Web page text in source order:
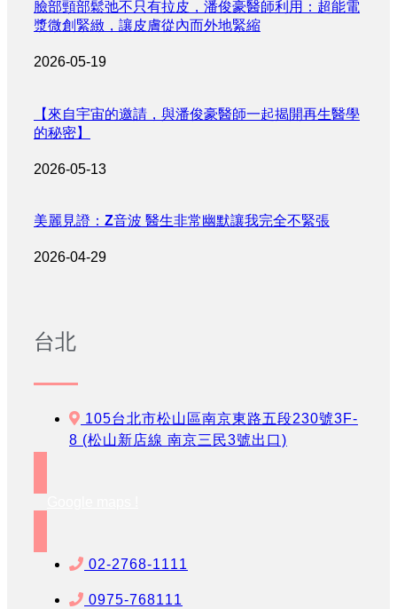
臉部頸部鬆弛不只有拉皮，潘俊豪醫師利用：超能電
漿微創緊緻，讓皮膚從內而外地緊縮
2026-05-19
【來自宇宙的邀請，與潘俊豪醫師一起揭開再生醫學
的秘密】
2026-05-13
美麗見證：Z音波 醫生非常幽默讓我完全不緊張
2026-04-29
台北
105台北市松山區南京東路五段230號3F-
8 (松山新店線 南京三民3號出口)
02-2768-1111
0975-768111